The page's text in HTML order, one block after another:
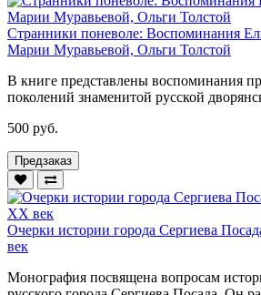
Странники поневоле: Воспоминания
Марии Муравьевой, Ольги Толстой
В книге представлены воспоминания
поколений знаменитой русской
500 руб.
Предзаказ
Очерки истории города Сергиева
век
Монография посвящена вопросам